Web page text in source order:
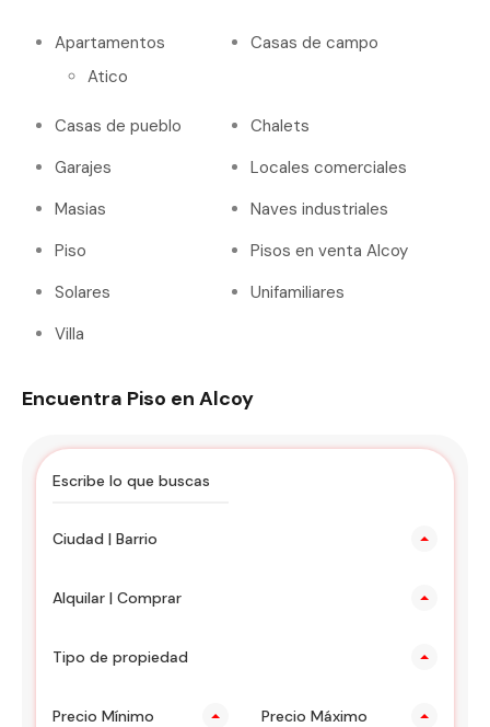
Apartamentos
Atico
Casas de campo
Casas de pueblo
Chalets
Garajes
Locales comerciales
Masias
Naves industriales
Piso
Pisos en venta Alcoy
Solares
Unifamiliares
Villa
Encuentra Piso en Alcoy
Ciudad | Barrio
Alquilar | Comprar
Tipo de propiedad
Precio Mínimo Precio Máximo